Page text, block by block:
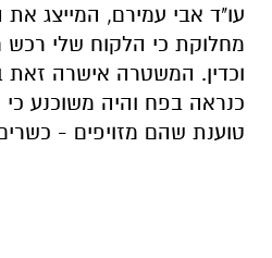
עו"ד אבי עמירם, המייצג
מחלוקת כי הלקוח שלי
וכדין. המשטרה אישרה זאת
כנראה בפח והיה משוכנע
טוענת שהם מזויפים -